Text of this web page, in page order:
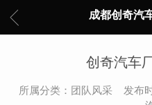
成都创奇汽
创奇汽车
所属分类：团队风采 发布